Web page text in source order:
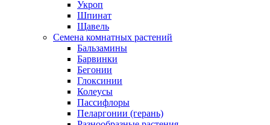
Укроп
Шпинат
Щавель
Семена комнатных растений
Бальзамины
Барвинки
Бегонии
Глоксинии
Колеусы
Пассифлоры
Пеларгонии (герань)